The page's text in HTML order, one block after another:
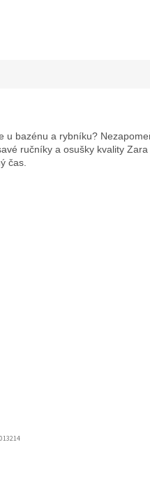
u bazénu a rybníku?
ručníky a osušky kvality
čas.